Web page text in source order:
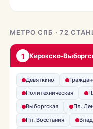
МЕТРО СПБ · 72
1 Кировско-
Девяткино
Политехническая
Выборгская
Пл.
Пл. Восстания